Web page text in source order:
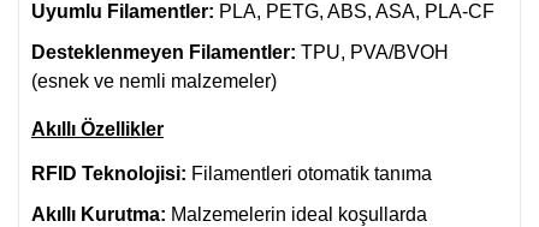
Uyumlu Filamentler: PLA, PETG, ABS, ASA, PLA-CF
Desteklenmeyen Filamentler: TPU, PVA/BVOH
(esnek ve nemli malzemeler)
Akıllı Özellikler
RFID Teknolojisi: Filamentleri otomatik tanıma
Akıllı Kurutma: Malzemelerin ideal koşullarda